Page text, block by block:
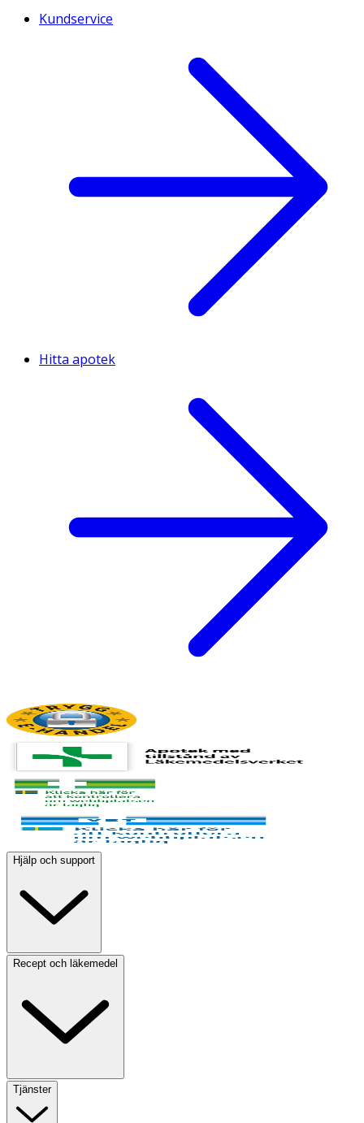
Kundservice
Hitta apotek
Hjälp och support
Recept och läkemedel
Tjänster